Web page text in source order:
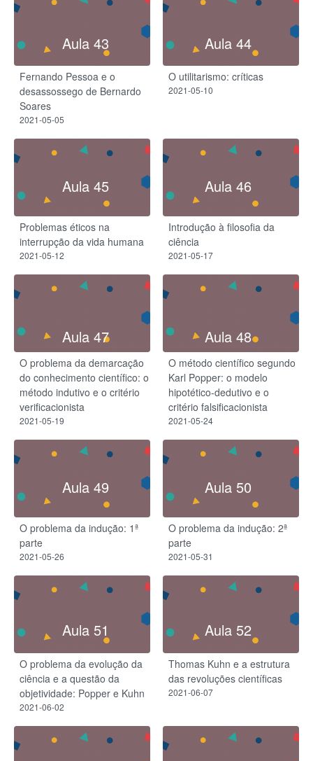
Aula 43
Fernando Pessoa e o
desassossego de Bernardo
Soares
2021-05-05
Aula 44
O utilitarismo: críticas
2021-05-10
Aula 45
Problemas éticos na
interrupção da vida humana
2021-05-12
Aula 46
Introdução à filosofia da
ciência
2021-05-17
Aula 47
O problema da demarcação
do conhecimento científico: o
método indutivo e o critério
verificacionista
2021-05-19
Aula 48
O método científico segundo
Karl Popper: o modelo
hipotético-dedutivo e o
critério falsificacionista
2021-05-24
Aula 49
O problema da indução: 1ª
parte
2021-05-26
Aula 50
O problema da indução: 2ª
parte
2021-05-31
Aula 51
O problema da evolução da
ciência e a questão da
objetividade: Popper e Kuhn
2021-06-02
Aula 52
Thomas Kuhn e a estrutura
das revoluções científicas
2021-06-07